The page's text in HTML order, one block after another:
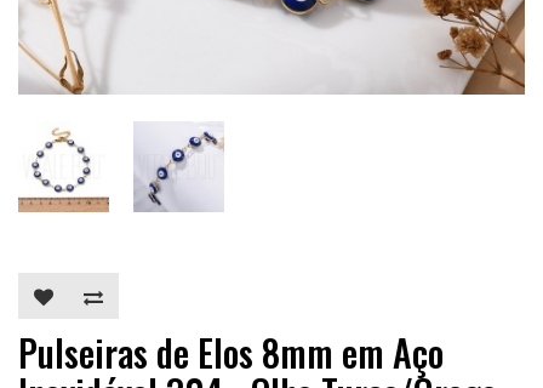
Pulseiras de Elos 8mm em Aço